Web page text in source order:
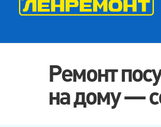
Ремонт
на дому —